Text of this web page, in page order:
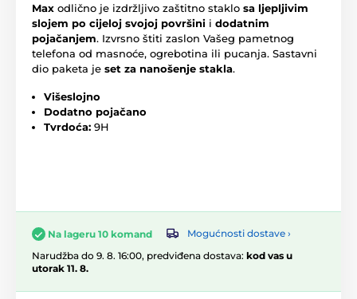
Max odlično je izdržljivo zaštitno staklo sa ljepljivim
slojem po cijeloj svojoj površini i dodatnim
pojačanjem. Izvrsno štiti zaslon Vašeg pametnog
telefona od masnoće, ogrebotina ili pucanja. Sastavni
dio paketa je set za nanošenje stakla.
Višeslojno
Dodatno pojačano
Tvrdoća: 9H
Na lageru 10 komand
Mogućnosti dostave ›
Narudžba do 9. 8. 16:00, predviđena dostava: kod vas u
utorak 11. 8.